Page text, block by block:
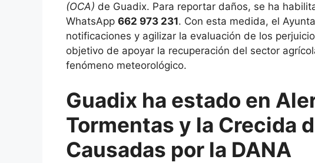
(OCA) de Guadix. Para reportar daños, se ha
WhatsApp 662 973 231. Con esta medida, el
notificaciones y agilizar la evaluación de los
objetivo de apoyar la recuperación del sector
fenómeno meteorológico.
Guadix ha estado en
Tormentas y la Crecida
Causadas por la DANA